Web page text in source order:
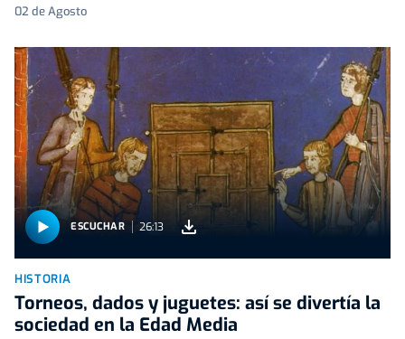
02 de Agosto
ESCUCHAR 26:13
HISTORIA
Torneos, dados y juguetes: así se divertía la
sociedad en la Edad Media